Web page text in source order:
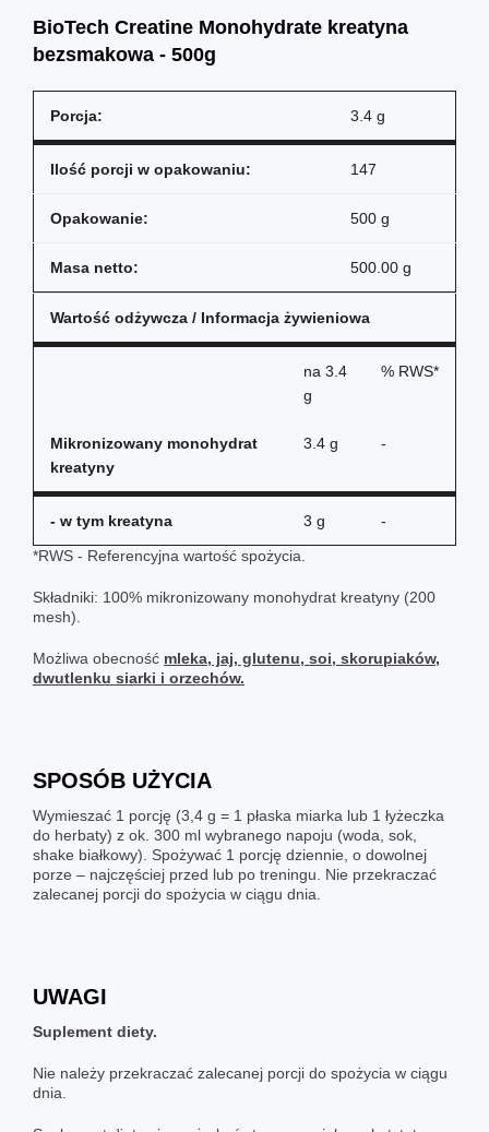
BioTech Creatine Monohydrate kreatyna
bezsmakowa - 500g
Porcja: 3.4 g
Ilość porcji w opakowaniu: 147
Opakowanie: 500 g
Masa netto: 500.00 g
Wartość odżywcza / Informacja żywieniowa
na 3.4
g
% RWS*
Mikronizowany monohydrat
kreatyny
3.4 g -
- w tym kreatyna 3 g
-
*RWS - Referencyjna wartość spożycia.
Składniki: 100% mikronizowany monohydrat kreatyny (200
mesh).
Możliwa obecność mleka, jaj, glutenu, soi, skorupiaków,
dwutlenku siarki i orzechów.
SPOSÓB UŻYCIA
Wymieszać 1 porcję (3,4 g = 1 płaska miarka lub 1 łyżeczka
do herbaty) z ok. 300 ml wybranego napoju (woda, sok,
shake białkowy). Spożywać 1 porcję dziennie, o dowolnej
porze – najczęściej przed lub po treningu. Nie przekraczać
zalecanej porcji do spożycia w ciągu dnia.
UWAGI
Suplement diety.
Nie należy przekraczać zalecanej porcji do spożycia w ciągu
dnia.